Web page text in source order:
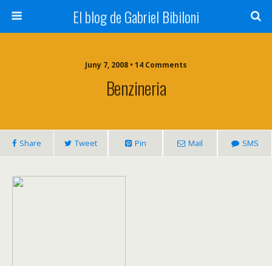
El blog de Gabriel Bibiloni
Juny 7, 2008 • 14 Comments
Benzineria
Share Tweet Pin Mail SMS